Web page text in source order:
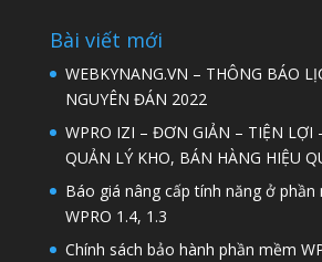
Bài viết mới
WEBKYNANG.VN – THÔNG BÁO
NGUYÊN ĐÁN 2022
WPRO IZI – ĐƠN GIẢN – TIỆN LỢI
QUẢN LÝ KHO, BÁN HÀNG HIỆU
Báo giá nâng cấp tính năng ở
WPRO 1.4, 1.3
Chính sách bảo hành phần mềm